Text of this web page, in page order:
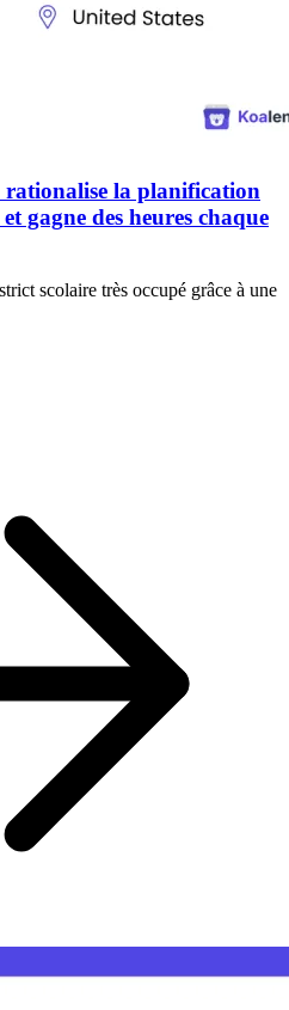
la planification
gagne des heures chaque
scolaire très occupé grâce à une